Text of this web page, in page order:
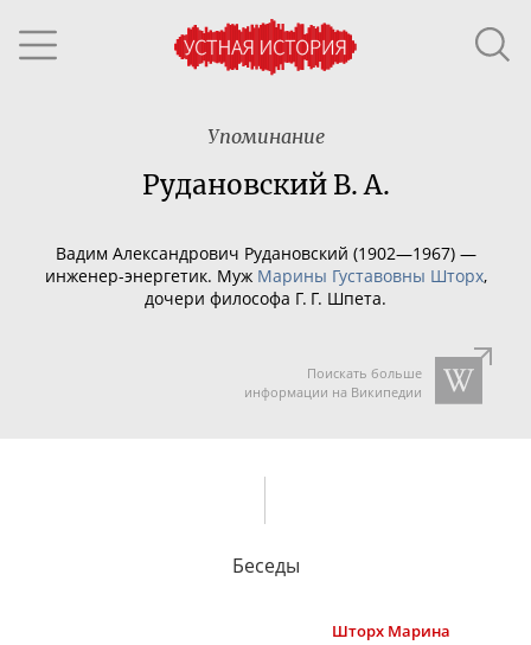
Упоминание
Рудановский В. А.
Вадим Александрович Рудановский (1902—1967) —
инженер-энергетик. Муж Марины Густавовны Шторх,
дочери философа Г. Г. Шпета.
Поискать больше
информации на Википедии
Беседы
Шторх Марина